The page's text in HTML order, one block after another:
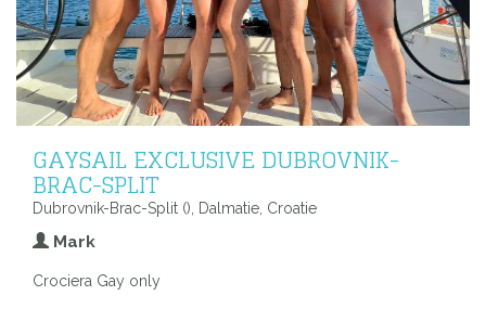
GAYSAIL EXCLUSIVE DUBROVNIK-
BRAC-SPLIT
Dubrovnik-Brac-Split (), Dalmatie, Croatie
Mark
Crociera Gay only